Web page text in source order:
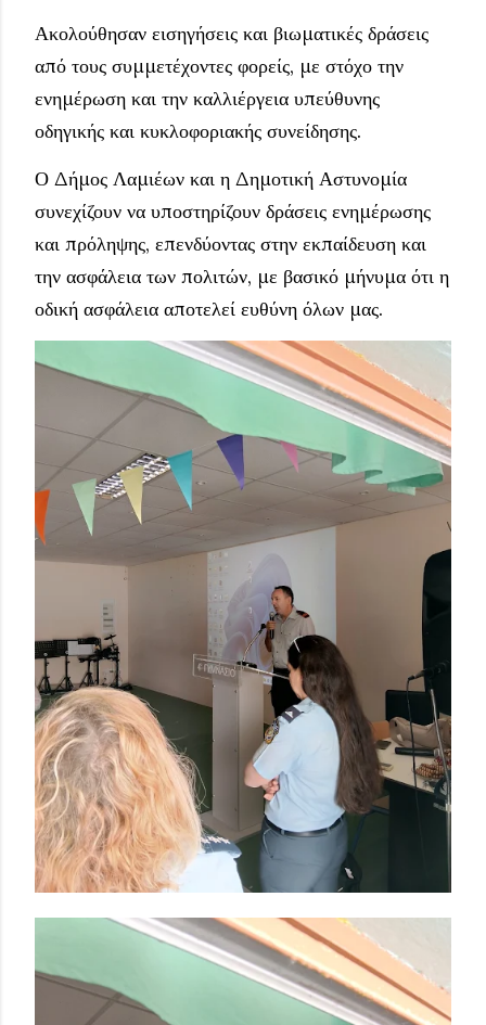
Ακολούθησαν εισηγήσεις και βιωματικές δράσεις
από τους συμμετέχοντες φορείς, με στόχο την
ενημέρωση και την καλλιέργεια υπεύθυνης
οδηγικής και κυκλοφοριακής συνείδησης.
Ο Δήμος Λαμιέων και η Δημοτική Αστυνομία
συνεχίζουν να υποστηρίζουν δράσεις ενημέρωσης
και πρόληψης, επενδύοντας στην εκπαίδευση και
την ασφάλεια των πολιτών, με βασικό μήνυμα ότι η
οδική ασφάλεια αποτελεί ευθύνη όλων μας.